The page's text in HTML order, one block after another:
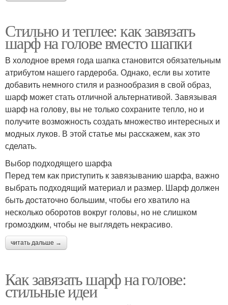
Стильно и теплее: как завязать
шарф на голове вместо шапки
В холодное время года шапка становится обязательным
атрибутом нашего гардероба. Однако, если вы хотите
добавить немного стиля и разнообразия в свой образ,
шарф может стать отличной альтернативой. Завязывая
шарф на голову, вы не только сохраните тепло, но и
получите возможность создать множество интересных и
модных луков. В этой статье мы расскажем, как это
сделать.
Выбор подходящего шарфа
Перед тем как приступить к завязыванию шарфа, важно
выбрать подходящий материал и размер. Шарф должен
быть достаточно большим, чтобы его хватило на
несколько оборотов вокруг головы, но не слишком
громоздким, чтобы не выглядеть некрасиво.
читать дальше →
Как завязать шарф на голове:
стильные идеи